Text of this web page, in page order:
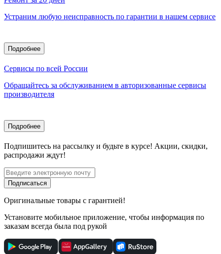
Устраним любую неисправность по гарантии в нашем сервисе
Подробнее
Сервисы по всей России
Обращайтесь за обслуживанием в авторизованные сервисы
производителя
Подробнее
Подпишитесь на рассылку и будьте в курсе! Акции, скидки,
распродажи ждут!
Подписаться
Оригинальные товары с гарантией!
Установите мобильное приложение, чтобы информация по
заказам всегда была под рукой